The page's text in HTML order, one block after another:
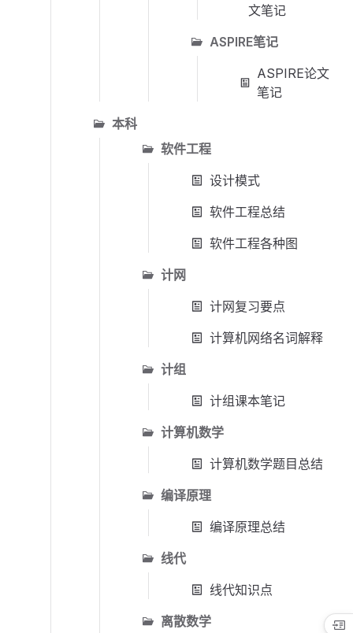
文笔记
ASPIRE笔记
ASPIRE论文
笔记
本科
软件工程
设计模式
软件工程总结
软件工程各种图
计网
计网复习要点
计算机网络名词解释
计组
计组课本笔记
计算机数学
计算机数学题目总结
编译原理
编译原理总结
线代
线代知识点
离散数学